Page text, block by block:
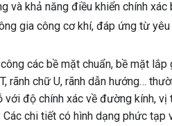
và khả năng điều khiển chính xác
gia công cơ khí, đáp ứng từ
công các bề mặt chuẩn, bề mặt
rãnh chữ U, rãnh dẫn hướng…
với độ chính xác về đường kính, vị
Các chi tiết có hình dạng phức tạp